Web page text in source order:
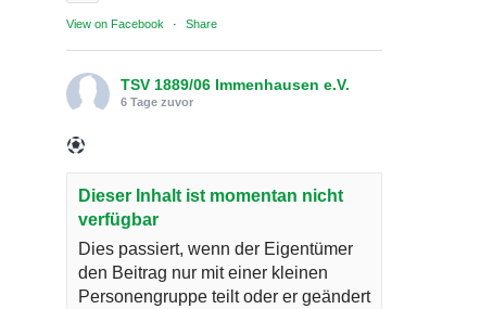
View on Facebook · Share
TSV 1889/06 Immenhausen e.V.
6 Tage zuvor
Dieser Inhalt ist momentan nicht
verfügbar
Dies passiert, wenn der Eigentümer
den Beitrag nur mit einer kleinen
Personengruppe teilt oder er geändert